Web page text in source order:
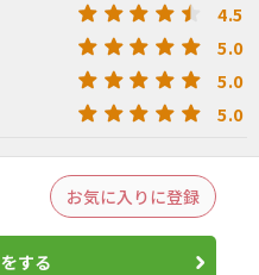
4.5
5.0
5.0
5.0
お気に入りに登録
する